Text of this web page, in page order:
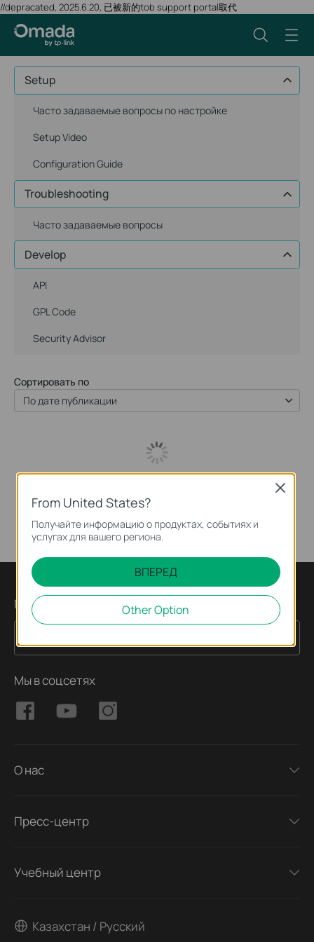
//depracated, 2025.6.20, 已被新的tob support portal取代
Setup
Часто задаваемые вопросы по настройке
Setup Video
Configuration Guide
Troubleshooting
Часто задаваемые вопросы
Develop
API
GPL Code
Security Advisor
Сортировать по
По дате публикации
Подпишитесь на рассылку
Мы в соцсетях
О нас
Пресс-центр
Учебный центр
Казахстан / Русский
From United States?
Получайте информацию о продуктах, событиях и
услугах для вашего региона.
ВПЕРЕД
Other Option
Close